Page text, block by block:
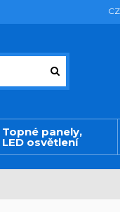
Topné panely,
LED osvětlení